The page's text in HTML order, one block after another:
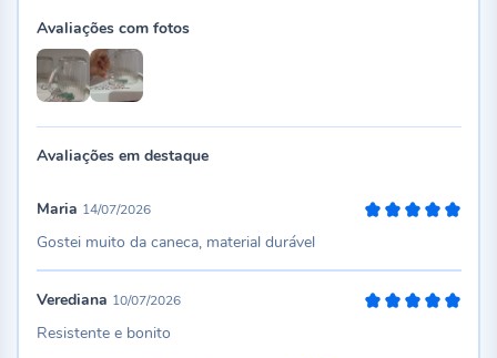
Avaliações com fotos
Avaliações em destaque
Maria 14/07/2026
Gostei muito da caneca, material durável
Verediana 10/07/2026
Resistente e bonito